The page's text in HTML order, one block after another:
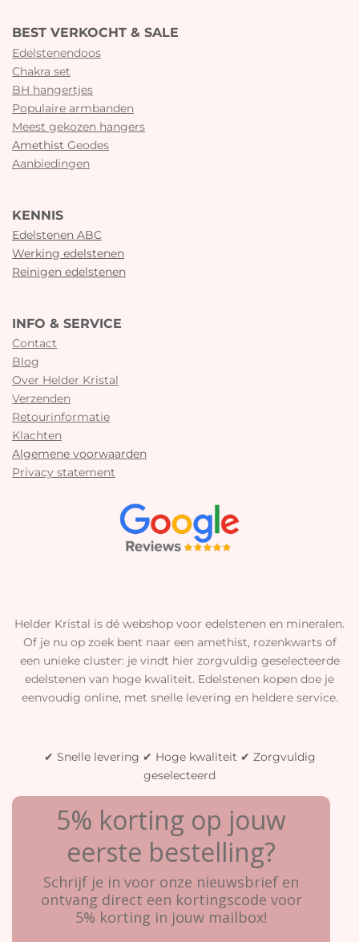
BEST VERKOCHT & SALE
Edelstenendoos
Chakra set
BH hangertjes
Populaire armbanden
Meest gekozen hangers
Amethist Geodes
Aanbiedingen
KENNIS
Edelstenen ABC
Werking edelstenen
Reinigen edelstenen
INFO & SERVICE
Contact
Blog
Over Helder Kristal
Verzenden
Retourinformatie
Klachten
Algemene voorwaarden
Privacy statement
Helder Kristal is dé webshop voor edelstenen en mineralen.
Of je nu op zoek bent naar een amethist, rozenkwarts of
een unieke cluster: je vindt hier zorgvuldig geselecteerde
edelstenen van hoge kwaliteit. Edelstenen kopen doe je
eenvoudig online, met snelle levering en heldere service.
✔ Snelle levering ✔ Hoge kwaliteit ✔ Zorgvuldig
geselecteerd
5% korting op jouw
eerste bestelling?
Schrijf je in voor onze nieuwsbrief en
ontvang direct een kortingscode voor
5% korting in jouw mailbox!